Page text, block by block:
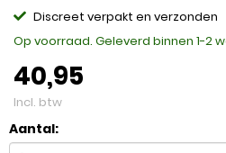
Discreet verpakt en verzonden
Op voorraad. Geleverd binnen 1-2
40,95
Incl. btw
Aantal: